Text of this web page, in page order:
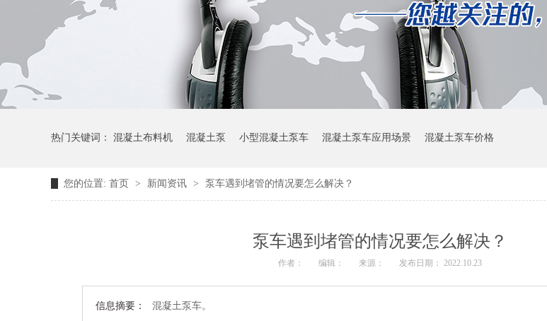
热门关键词： 混凝土布料机 混凝土泵 小型混凝土泵车 混凝土泵车应用场景 混凝土泵车价格
您的位置: 首页 > 新闻资讯 > 泵车遇到堵管的情况要怎么解决？
泵车遇到堵管的情况要怎么解决？
作者： 编辑： 来源： 发布日期： 2022.10.23
信息摘要： 混凝土泵车。